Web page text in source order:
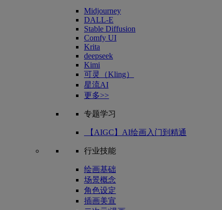
Midjourney
DALL-E
Stable Diffusion
Comfy UI
Krita
deepseek
Kimi
可灵（Kling）
星流AI
更多>>
专题学习
【AIGC】AI绘画入门到精通
行业技能
绘画基础
场景概念
角色设定
插画美宣